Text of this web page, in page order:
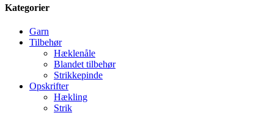
Kategorier
Garn
Tilbehør
Hæklenåle
Blandet tilbehør
Strikkepinde
Opskrifter
Hækling
Strik